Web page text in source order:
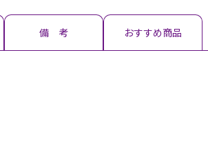
備 考 おすすめ商品